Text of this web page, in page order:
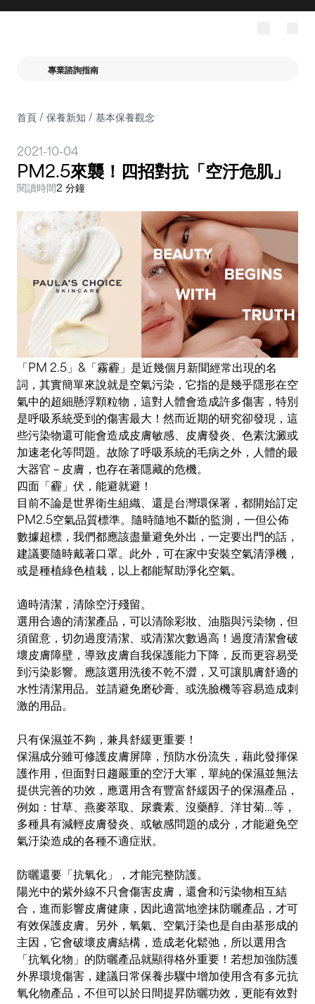
專業諮詢指南
首頁/ 保養新知 / 基本保養觀念
2021-10-04
PM2.5來襲！四招對抗「空汙危肌」
閱讀時間2 分鐘
「PM 2.5」&「霧霾」是近幾個月新聞經常出現的名
詞，其實簡單來說就是空氣污染，它指的是幾乎隱形在空
氣中的超細懸浮顆粒物，這對人體會造成許多傷害，特別
是呼吸系統受到的傷害最大！然而近期的研究卻發現，這
些污染物還可能會造成皮膚敏感、皮膚發炎、色素沈澱或
加速老化等問題。故除了呼吸系統的毛病之外，人體的最
大器官－皮膚，也存在著隱藏的危機。
四面「霾」伏，能避就避！
目前不論是世界衛生組織、還是台灣環保署，都開始訂定
PM2.5空氣品質標準。隨時隨地不斷的監測，一但公佈
數據超標，我們都應該盡量避免外出，一定要出門的話，
建議要隨時戴著口罩。此外，可在家中安裝空氣清淨機，
或是種植綠色植栽，以上都能幫助淨化空氣。
適時清潔，清除空汙殘留。
選用合適的清潔產品，可以清除彩妝、油脂與污染物，但
須留意，切勿過度清潔、或清潔次數過高！過度清潔會破
壞皮膚障壁，導致皮膚自我保護能力下降，反而更容易受
到污染影響。應該選用洗後不乾不澀，又可讓肌膚舒適的
水性清潔用品。並請避免磨砂膏、或洗臉機等容易造成刺
激的用品。
只有保濕並不夠，兼具舒緩更重要！
保濕成分雖可修護皮膚屏障，預防水份流失，藉此發揮保
護作用，但面對日趨嚴重的空汙大軍，單純的保濕並無法
提供完善的功效，應選用含有豐富舒緩因子的保濕產品，
例如：甘草、燕麥萃取、尿囊素、沒藥醇、洋甘菊...等，
多種具有減輕皮膚發炎、或敏感問題的成分，才能避免空
氣汙染造成的各種不適症狀。
防曬還要「抗氧化」，才能完整防護。
陽光中的紫外線不只會傷害皮膚，還會和污染物相互結
合，進而影響皮膚健康，因此適當地塗抹防曬產品，才可
有效保護皮膚。另外，氧氣、空氣汙染也是自由基形成的
主因，它會破壞皮膚結構，造成老化鬆弛，所以選用含
「抗氧化物」的防曬產品就顯得格外重要！若想加強防護
外界環境傷害，建議日常保養步驟中增加使用含有多元抗
氧化物產品，不但可以於日間提昇防曬功效，更能有效對